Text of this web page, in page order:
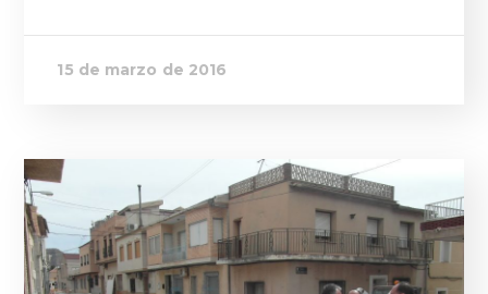
15 de marzo de 2016